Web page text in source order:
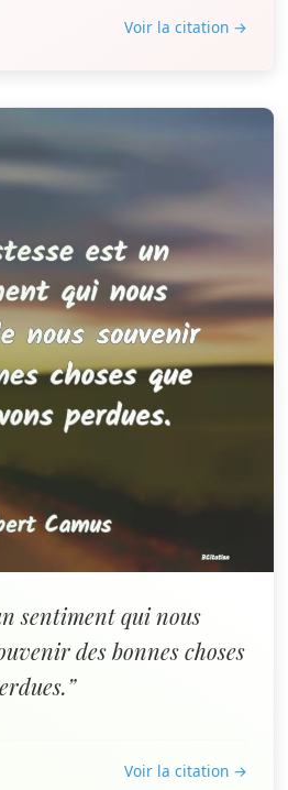
Voir la citation →
sentiment qui nous
des bonnes choses
Voir la citation →